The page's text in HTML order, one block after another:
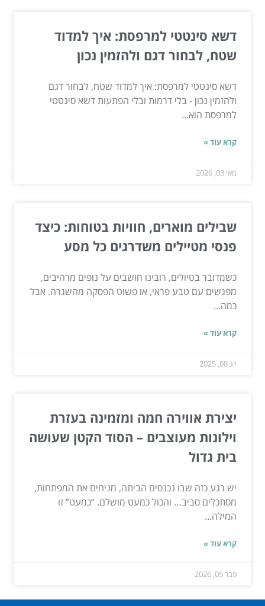
דשא סינטטי למרפסת: איך למדוד
שטח, לבחור דגם ולהזמין נכון
דשא סינטטי למרפסת: איך למדוד שטח, לבחור דגם
ולהזמין נכון - בלי דרמות ובלי הפתעות דשא סינטטי
למרפסת הוא...
קרא עוד »
מאי 03, 2026
שבילים מוארים, חוויות בטוחות: כיצד
פנסי מטיילים משדרגים כל מסע
כשמדובר בטיולים, רובינו חושבים על נופים מרהיבים,
מפגשים עם טבע פראי, או פשוט הפסקה מהשגרה. אבל
כמה...
קרא עוד »
יונ 08, 2025
יצירת אווירה חמה ומזמינה בעזרת
וילונות מעוצבים – הסוד הקטן שעושה
בית גדול
יש רגע כזה שבו נכנסים הביתה, מניחים את המפתחות,
מסתכלים סביב… והכול כמעט מושלם. “כמעט” זו
המילה...
קרא עוד »
פבר 05, 2026